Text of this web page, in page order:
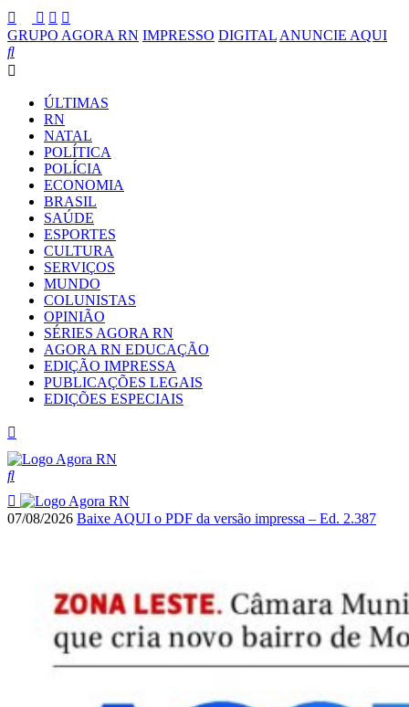
GRUPO AGORA RN IMPRESSO DIGITAL ANUNCIE AQUI
ÚLTIMAS
RN
NATAL
POLÍTICA
POLÍCIA
ECONOMIA
BRASIL
SAÚDE
ESPORTES
CULTURA
SERVIÇOS
MUNDO
COLUNISTAS
OPINIÃO
SÉRIES AGORA RN
AGORA RN EDUCAÇÃO
EDIÇÃO IMPRESSA
PUBLICAÇÕES LEGAIS
EDIÇÕES ESPECIAIS
07/08/2026 Baixe AQUI o PDF da versão impressa – Ed. 2.387